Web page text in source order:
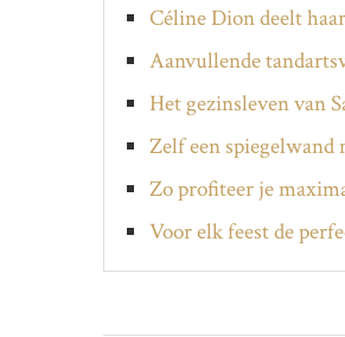
Céline Dion deelt
Aanvullende
Het gezinsleven van
Zelf een spiegelwand
Zo profiteer je
Voor elk feest de